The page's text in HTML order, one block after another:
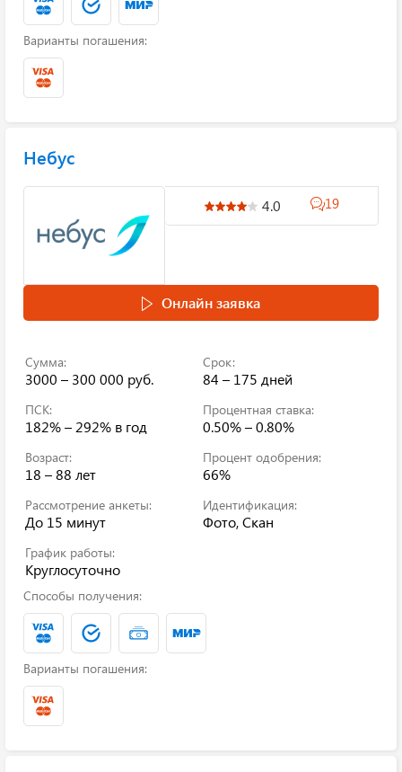
Варианты погашения:
Небус
4.0 19
Онлайн заявка
Сумма:
3000 – 300 000 руб.
Срок:
84 – 175 дней
ПСК:
182% – 292% в год
Процентная ставка:
0.50% – 0.80%
Возраст:
18 – 88 лет
Процент одобрения:
66%
Рассмотрение анкеты:
До 15 минут
Идентификация:
Фото, Скан
График работы:
Круглосуточно
Способы получения:
Варианты погашения: